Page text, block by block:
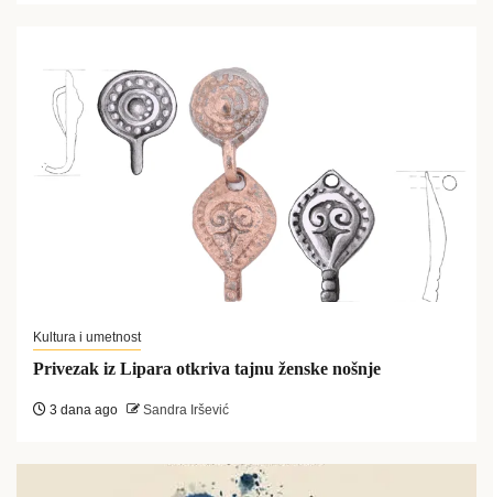
Kultura i umetnost
Privezak iz Lipara otkriva tajnu ženske nošnje
3 dana ago Sandra Iršević